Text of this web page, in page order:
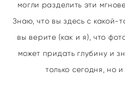
могли разделить эти
Знаю, что вы здесь с какой-
вы верите (как и я), что
может придать глубину и
только сегодня, но